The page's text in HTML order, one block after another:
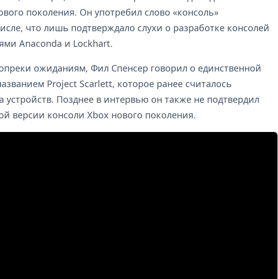
поколения. Он употребил слово «консоль»
что лишь подтверждало слухи о разработке консолей
Anaconda и Lockhart.
ожиданиям, Фил Спенсер говорил о единственной
Project Scarlett, которое ранее считалось
устройств. Позднее в интервью он также не подтвердил
версии консоли Xbox нового поколения.